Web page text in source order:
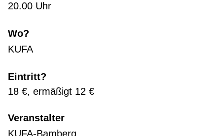
20.00 Uhr
Wo?
KUFA
Eintritt?
18 €, ermäßigt 12 €
Veranstalter
KUFA-Bamberg